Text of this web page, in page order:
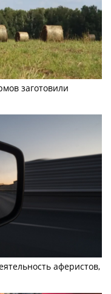
заготовили
аферистов,